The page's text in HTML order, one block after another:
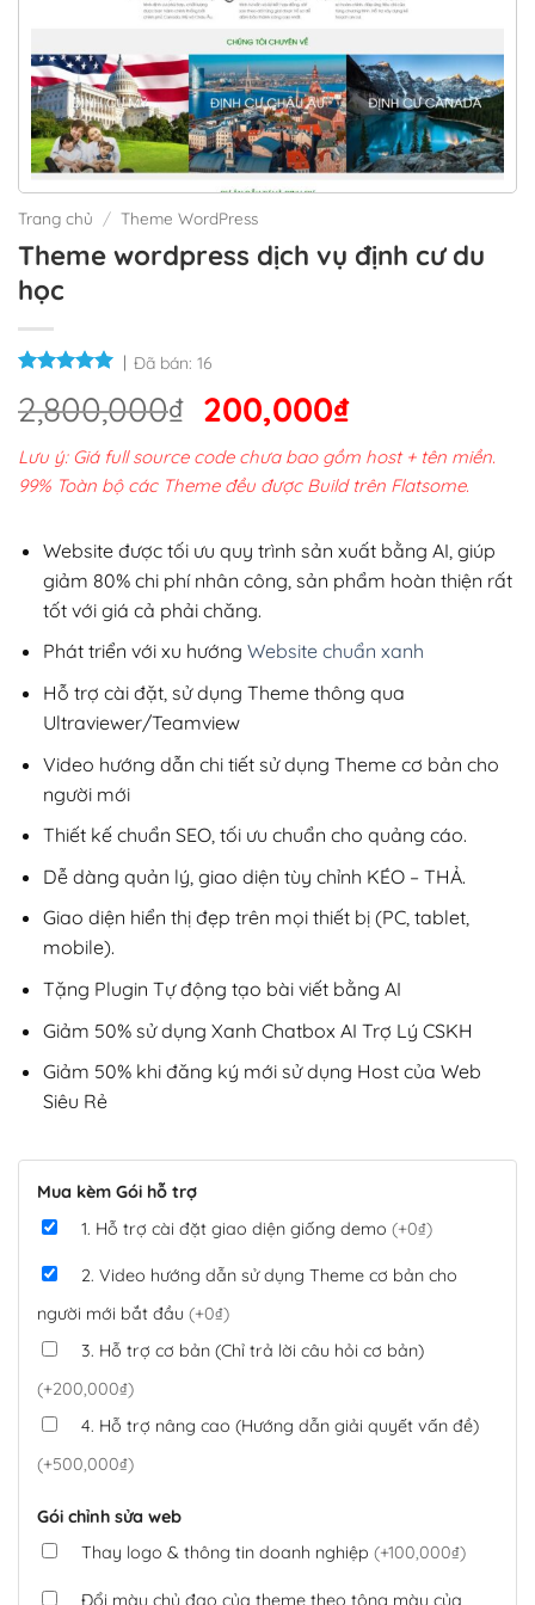
Trang chủ / Theme WordPress
Theme wordpress dịch vụ định cư du
học
Đã bán: 16
2,800,000₫ Giá
gốc
là:
2,800,000₫.
200,000₫Giá
hiện
tại
200,000₫.
Lưu ý: Giá full source code chưa bao gồm host + tên miền.
99% Toàn bộ các Theme đều được Build trên Flatsome.
Website được tối ưu quy trình sản xuất bằng AI, giúp
giảm 80% chi phí nhân công, sản phẩm hoàn thiện rất
tốt với giá cả phải chăng.
Phát triển với xu hướng Website chuẩn xanh
Hỗ trợ cài đặt, sử dụng Theme thông qua
Ultraviewer/Teamview
Video hướng dẫn chi tiết sử dụng Theme cơ bản cho
người mới
Thiết kế chuẩn SEO, tối ưu chuẩn cho quảng cáo.
Dễ dàng quản lý, giao diện tùy chỉnh KÉO – THẢ.
Giao diện hiển thị đẹp trên mọi thiết bị (PC, tablet,
mobile).
Tặng Plugin Tự động tạo bài viết bằng AI
Giảm 50% sử dụng Xanh Chatbox AI Trợ Lý CSKH
Giảm 50% khi đăng ký mới sử dụng Host của Web
Siêu Rẻ
Mua kèm Gói hỗ trợ
1. Hỗ trợ cài đặt giao diện giống demo (+0₫)
2. Video hướng dẫn sử dụng Theme cơ bản cho
người mới bắt đầu (+0₫)
3. Hỗ trợ cơ bản (Chỉ trả lời câu hỏi cơ bản)
(+200,000₫)
4. Hỗ trợ nâng cao (Hướng dẫn giải quyết vấn đề)
(+500,000₫)
Gói chỉnh sửa web
Thay logo & thông tin doanh nghiệp (+100,000₫)
Đổi màu chủ đạo của theme theo tông màu của